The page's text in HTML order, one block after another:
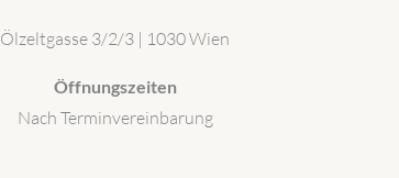
Ölzeltgasse 3/2/3 | 1030 Wien
Öffnungszeiten
Nach Terminvereinbarung